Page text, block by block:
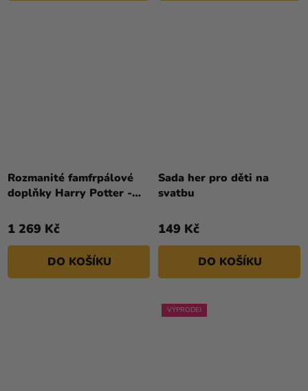
Rozmanité famfrpálové
doplňky Harry Potter -
1 269 Kč
DO KOŠÍKU
Sada her pro děti na
svatbu
149 Kč
DO KOŠÍKU
VÝPRODEJ